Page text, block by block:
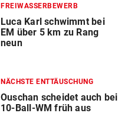
FREIWASSERBEWERB
Luca Karl schwimmt bei
EM über 5 km zu Rang
neun
NÄCHSTE ENTTÄUSCHUNG
Ouschan scheidet auch bei
10-Ball-WM früh aus